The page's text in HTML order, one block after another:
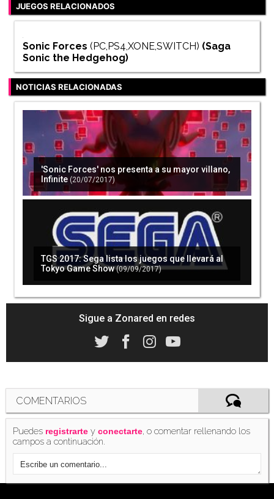
JUEGOS RELACIONADOS
Sonic Forces (PC,PS4,XONE,SWITCH) (Saga
Sonic the Hedgehog)
NOTICIAS RELACIONADAS
'Sonic Forces' nos presenta a su mayor villano,
Infinite (20/07/2017)
TGS 2017: Sega lista los juegos que llevará al
Tokyo Game Show (09/09/2017)
Sigue a Zonared en redes
COMENTARIOS
Puedes registrarte yconectarte, o comentar rellenando los
campos a continuación.